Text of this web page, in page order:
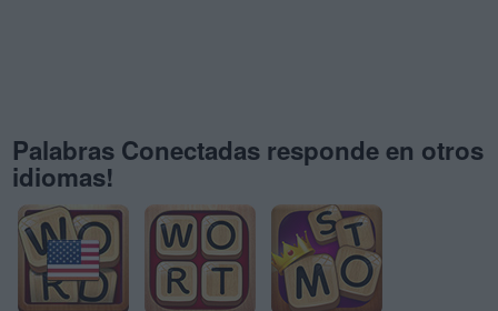
Palabras Conectadas responde en otros
idiomas!